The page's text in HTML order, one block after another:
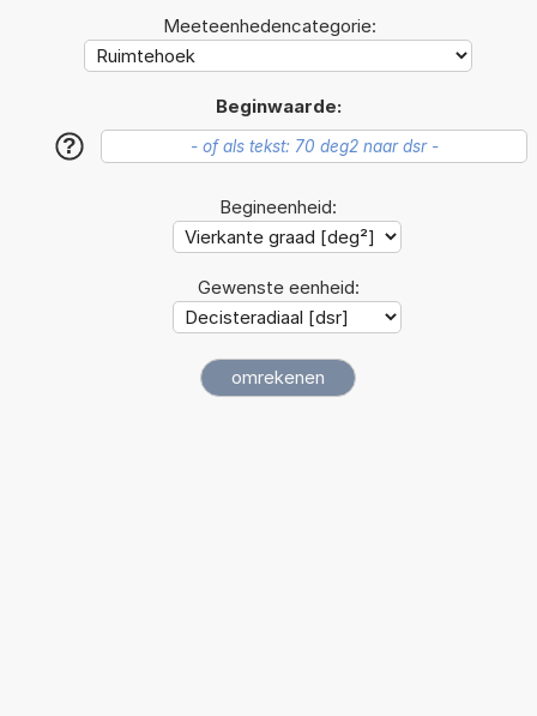
Meeteenhedencategorie:
Beginwaarde:
?
Begineenheid:
Gewenste eenheid: